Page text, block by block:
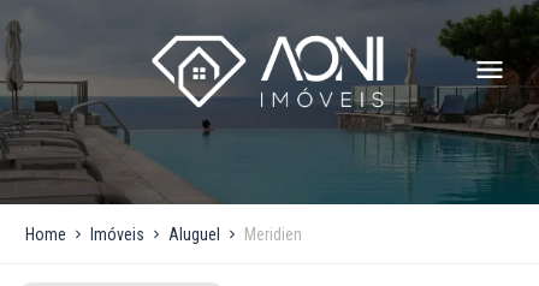
Home Imóveis Aluguel Meridien